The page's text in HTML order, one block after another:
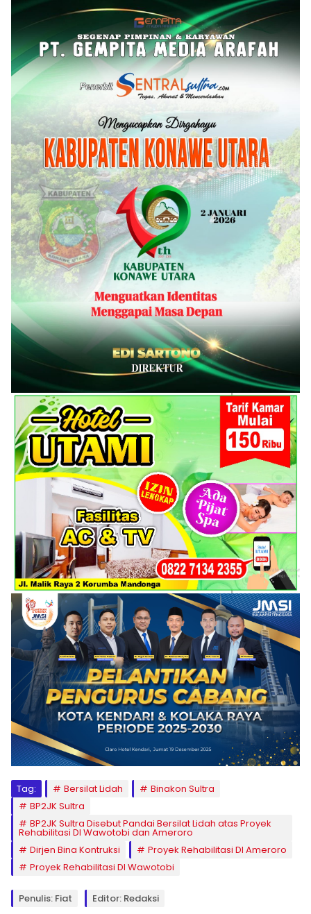
Tag: Bersilat Lidah
Binakon Sultra
BP2JK Sultra
BP2JK Sultra Disebut Pandai Bersilat Lidah atas Proyek
Rehabilitasi DI Wawotobi dan Ameroro
Dirjen Bina Kontruksi
Proyek Rehabilitasi DI Ameroro
Proyek Rehabilitasi DI Wawotobi
Penulis: Fiat Editor: Redaksi